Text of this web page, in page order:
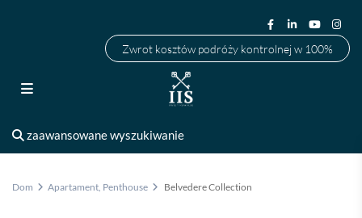
Zwrot kosztów podróży kontrolnej w 100%
zaawansowane wyszukiwanie
Dom Apartament, Penthouse Belvedere Collection